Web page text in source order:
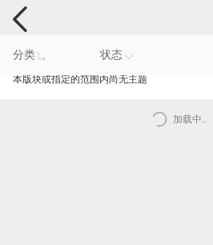
手机反馈
分类 状态
本版块或指定的范围内尚无主题
加载中..